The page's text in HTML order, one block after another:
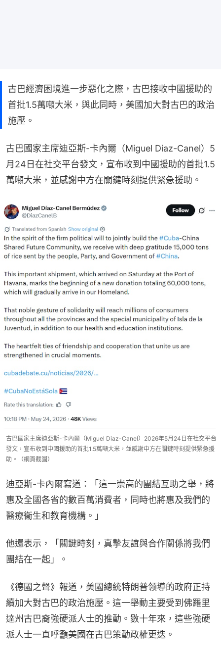
古巴經濟困境進一步惡化之際，古巴接收中國援助的
首批1.5萬噸大米，與此同時，美國加大對古巴的政治
施壓。
古巴國家主席迪亞斯-卡內爾（Miguel Diaz-Canel）5
月24日在社交平台發文，宣布收到中國援助的首批1.5
萬噸大米，並感謝中方在關鍵時刻提供緊急援助。
古巴國家主席迪亞斯-卡內爾（Miguel Diaz-Canel）2026年5月24日在社交平台
發文，宣布收到中國援助的首批1.5萬噸大米，並感謝中方在關鍵時刻提供緊急援
助。（網頁截圖）
迪亞斯-卡內爾寫道：「這一崇高的團結互助之舉，將
惠及全國各省的數百萬消費者，同時也將惠及我們的
醫療衞生和教育機構。」
他還表示，「關鍵時刻，真摯友誼與合作關係將我們
團結在一起」。
《德國之聲》報道，美國總統特朗普领導的政府正持
續加大對古巴的政治施壓。這一舉動主要受到佛羅里
達州古巴裔強硬派人士的推動。數十年來，這些強硬
派人士一直呼籲美國在古巴策動政權更迭。